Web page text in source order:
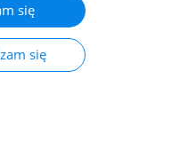
się
się
209959